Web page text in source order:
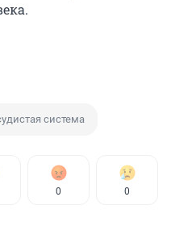
система
0 0